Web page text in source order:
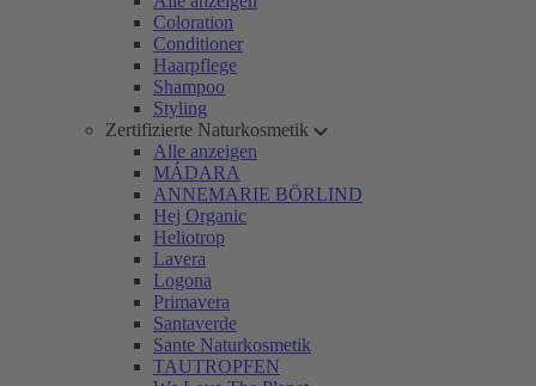
Coloration
Conditioner
Haarpflege
Shampoo
Styling
Zertifizierte Naturkosmetik
Alle anzeigen
MÁDARA
ANNEMARIE BÖRLIND
Hej Organic
Heliotrop
Lavera
Logona
Primavera
Santaverde
Sante Naturkosmetik
TAUTROPFEN